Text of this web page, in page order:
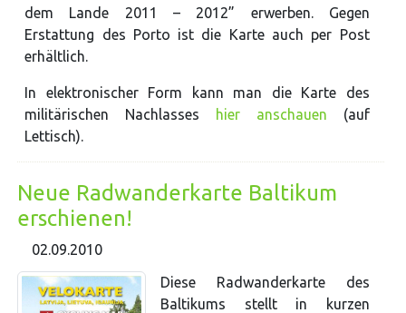
dem Lande 2011 – 2012” erwerben. Gegen
Erstattung des Porto ist die Karte auch per Post
erhältlich.
In elektronischer Form kann man die Karte des
militärischen Nachlasses
hier anschauen (auf
Lettisch).
Neue Radwanderkarte Baltikum
erschienen!
02.09.2010
Diese Radwanderkarte des
Baltikums stellt in kurzen